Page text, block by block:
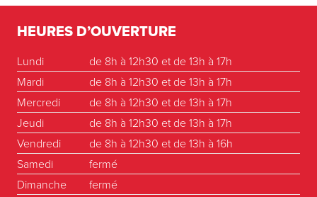
HEURES D’OUVERTURE
Lundi
de 8h à 12h30 et de 13h à 17h
Mardi
de 8h à 12h30 et de 13h à 17h
Mercredi
de 8h à 12h30 et de 13h à 17h
Jeudi
de 8h à 12h30 et de 13h à 17h
Vendredi
de 8h à 12h30 et de 13h à 16h
Samedi
fermé
Dimanche
fermé